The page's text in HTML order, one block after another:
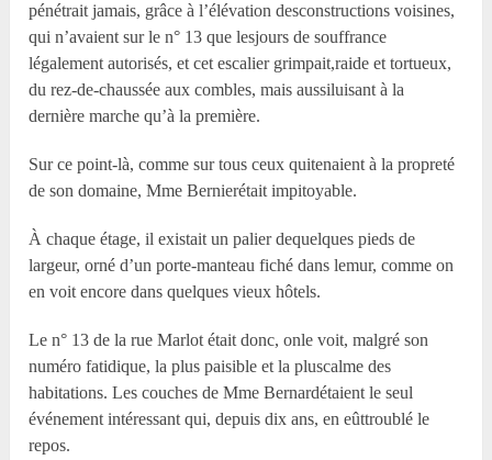
pénétrait jamais, grâce à l’élévation desconstructions voisines,
qui n’avaient sur le n° 13 que lesjours de souffrance
légalement autorisés, et cet escalier grimpait,raide et tortueux,
du rez-de-chaussée aux combles, mais aussiluisant à la
dernière marche qu’à la première.
Sur ce point-là, comme sur tous ceux quitenaient à la propreté
de son domaine, Mme Bernierétait impitoyable.
À chaque étage, il existait un palier dequelques pieds de
largeur, orné d’un porte-manteau fiché dans lemur, comme on
en voit encore dans quelques vieux hôtels.
Le n° 13 de la rue Marlot était donc, onle voit, malgré son
numéro fatidique, la plus paisible et la pluscalme des
habitations. Les couches de Mme Bernardétaient le seul
événement intéressant qui, depuis dix ans, en eûttroublé le
repos.